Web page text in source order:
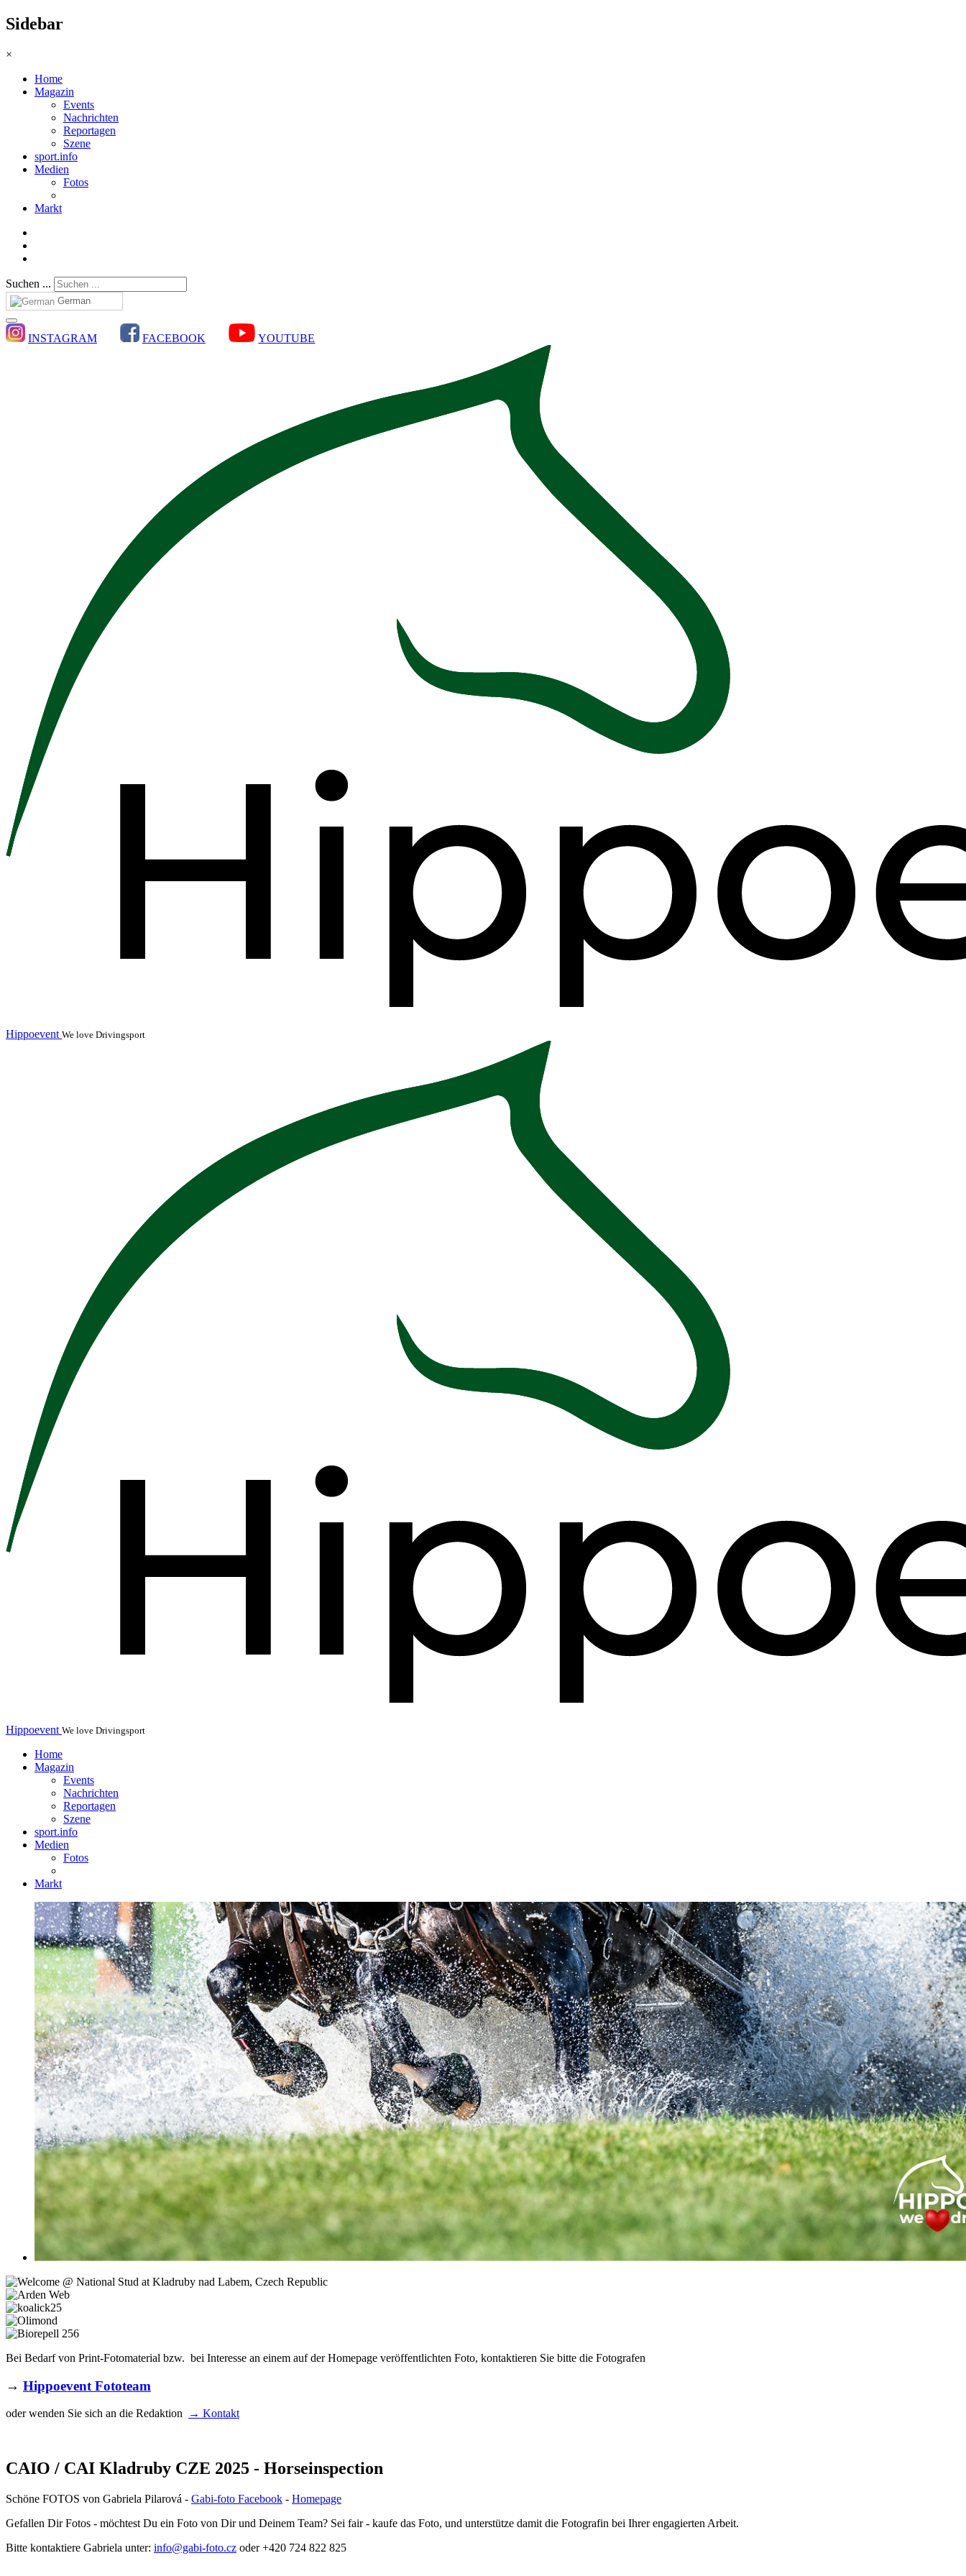
Sidebar
×
Home
Magazin
Events
Nachrichten
Reportagen
Szene
sport.info
Medien
Fotos
Markt
Suchen ...
German
INSTAGRAM FACEBOOK YOUTUBE
Hippoevent We love Drivingsport
Hippoevent We love Drivingsport
Home
Magazin
Events
Nachrichten
Reportagen
Szene
sport.info
Medien
Fotos
Markt
Bei Bedarf von Print-Fotomaterial bzw. bei Interesse an einem auf der Homepage veröffentlichten Foto, kontaktieren Sie bitte die Fotografen
→ Hippoevent Fototeam
oder wenden Sie sich an die Redaktion → Kontakt
CAIO / CAI Kladruby CZE 2025 - Horseinspection
Schöne FOTOS von Gabriela Pilarová - Gabi-foto Facebook - Homepage
Gefallen Dir Fotos - möchtest Du ein Foto von Dir und Deinem Team? Sei fair - kaufe das Foto, und unterstütze damit die Fotografin bei Ihrer engagierten Arbeit.
Bitte kontaktiere Gabriela unter: info@gabi-foto.cz oder +420 724 822 825